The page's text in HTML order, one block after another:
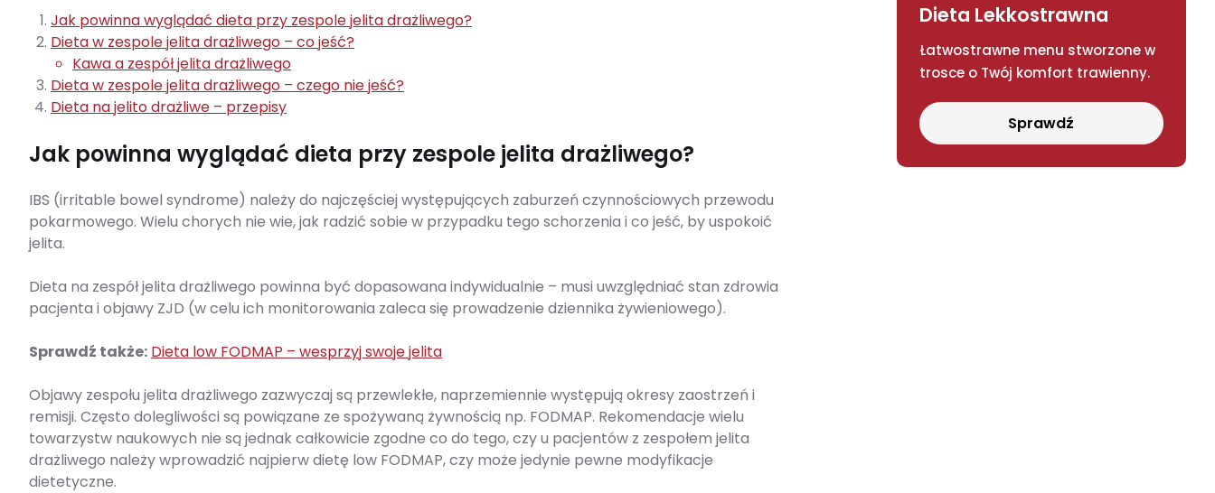
Jak powinna wyglądać dieta przy zespole jelita drażliwego?
Dieta w zespole jelita drażliwego – co jeść?
Kawa a zespół jelita drażliwego
Dieta w zespole jelita drażliwego – czego nie jeść?
Dieta na jelito drażliwe – przepisy
Jak powinna wyglądać dieta przy zespole jelita drażliwego?
IBS (irritable bowel syndrome) należy do najczęściej występujących zaburzeń czynnościowych przewodu
pokarmowego. Wielu chorych nie wie, jak radzić sobie w przypadku tego schorzenia i co jeść, by uspokoić
jelita.
Dieta na zespół jelita drażliwego powinna być dopasowana indywidualnie – musi uwzględniać stan zdrowia
pacjenta i objawy ZJD (w celu ich monitorowania zaleca się prowadzenie dziennika żywieniowego).
Sprawdź także: Dieta low FODMAP – wesprzyj swoje jelita
Objawy zespołu jelita drażliwego zazwyczaj są przewlekłe, naprzemiennie występują okresy zaostrzeń i
remisji. Często dolegliwości są powiązane ze spożywaną żywnością np. FODMAP. Rekomendacje wielu
towarzystw naukowych nie są jednak całkowicie zgodne co do tego, czy u pacjentów z zespołem jelita
drażliwego należy wprowadzić najpierw dietę low FODMAP, czy może jedynie pewne modyfikacje
dietetyczne.
Dieta Lekkostrawna
Łatwostrawne menu stworzone w
trosce o Twój komfort trawienny.
Sprawdź